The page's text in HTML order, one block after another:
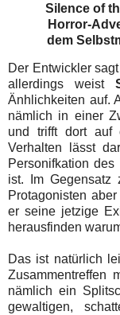
Silence of
Horror-
dem
Der Entwickler
allerdings weist
Änhlichkeiten auf.
nämlich in einer
und trifft dort auf
Verhalten lässt
Personifkation
ist. Im Gegensatz
Protagonisten
er seine jetzige
herausfinden
Das ist natürlich
Zusammentreffen
nämlich ein
gewaltigen,